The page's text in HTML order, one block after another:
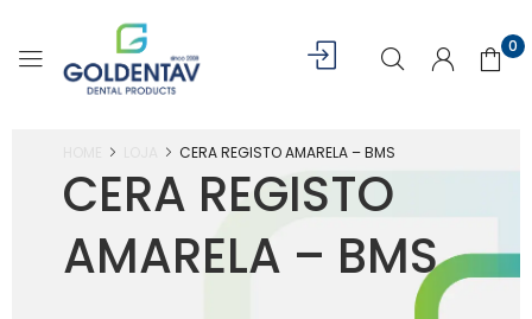
0
CERA REGISTO
AMARELA – BMS
CERA REGISTO AMARELA – BMS